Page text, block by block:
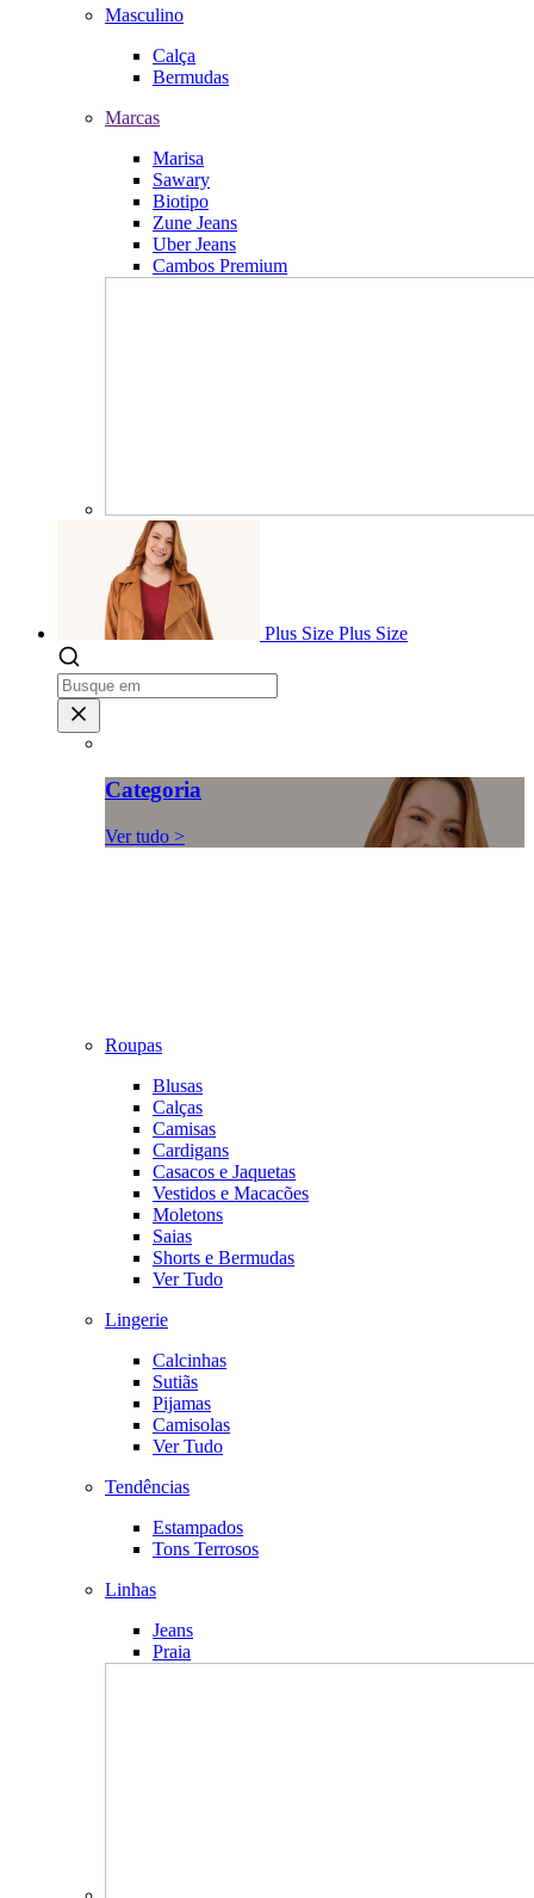
Masculino
Calça
Bermudas
Marcas
Marisa
Sawary
Biotipo
Zune Jeans
Uber Jeans
Cambos Premium
Plus Size Plus Size
Categoria
Ver tudo >
Roupas
Blusas
Calças
Camisas
Cardigans
Casacos e Jaquetas
Vestidos e Macacões
Moletons
Saias
Shorts e Bermudas
Ver Tudo
Lingerie
Calcinhas
Sutiãs
Pijamas
Camisolas
Ver Tudo
Tendências
Estampados
Tons Terrosos
Linhas
Jeans
Praia